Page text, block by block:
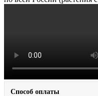
Способ оплаты